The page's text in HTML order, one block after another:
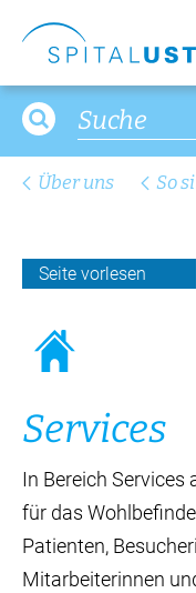
Über uns So
Seite vorlesen
Services
In Bereich
für das
Patienten,
Mitarbeiterinnen